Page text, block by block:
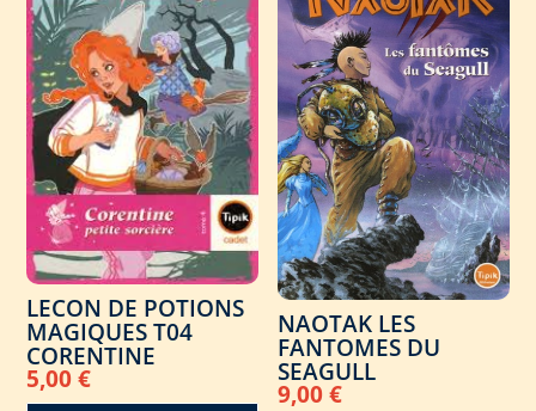
LECON DE POTIONS
MAGIQUES T04
CORENTINE
5,00€
NAOTAK LES
FANTOMES DU
SEAGULL
9,00€